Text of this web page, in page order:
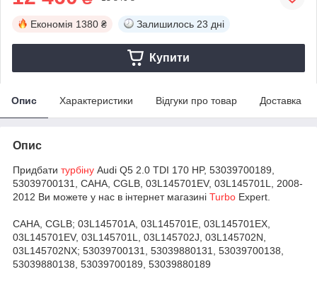
Економія 1380 ₴ Залишилось 23 дні
Купити
Опис Характеристики Відгуки про товар Доставка
Опис
Придбати турбіну Audi Q5 2.0 TDI 170 HP, 53039700189,
53039700131, CAHA, CGLB, 03L145701EV, 03L145701L, 2008-
2012 Ви можете у нас в інтернет магазині Turbo Expert.
CAHA, CGLB; 03L145701A, 03L145701E, 03L145701EX,
03L145701EV, 03L145701L, 03L145702J, 03L145702N,
03L145702NX; 53039700131, 53039880131, 53039700138,
53039880138, 53039700189, 53039880189